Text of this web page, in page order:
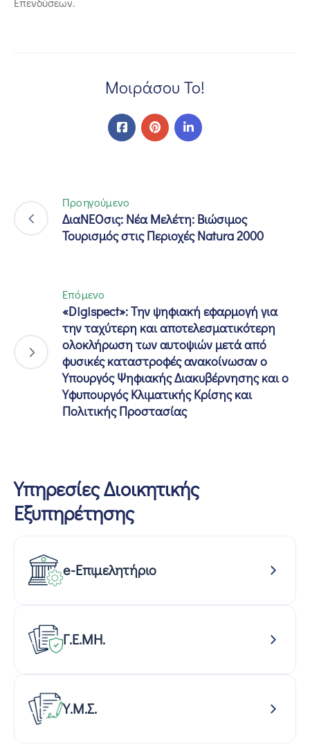
Μοιράσου Το!
Προηγούμενο
ΔιαΝΕΟσις: Νέα Μελέτη: Βιώσιμος
Τουρισμός στις Περιοχές Natura 2000
Επόμενο
«Digispect»: Την ψηφιακή εφαρμογή για
την ταχύτερη και αποτελεσματικότερη
ολοκλήρωση των αυτοψιών μετά από
φυσικές καταστροφές ανακοίνωσαν ο
Υπουργός Ψηφιακής Διακυβέρνησης και ο
Υφυπουργός Κλιματικής Κρίσης και
Πολιτικής Προστασίας
Υπηρεσίες Διοικητικής
Εξυπηρέτησης
e-Επιμελητήριο
Γ.Ε.ΜΗ.
Υ.Μ.Σ.